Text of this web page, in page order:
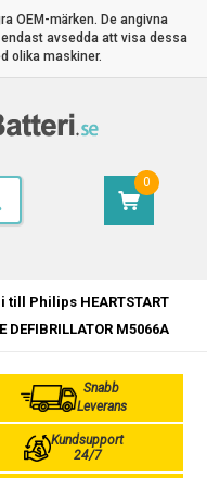
OEM-märken. De angivna
avsedda att visa dessa
olika maskiner.
0
till Philips HEARTSTART
DEFIBRILLATOR M5066A
Snabb
Leverans
Kundsupport
24/7